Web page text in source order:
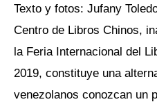
Texto y fotos: Jufany
Centro de Libros Chinos,
la Feria Internacional del
2019, constituye una
venezolanos conozcan un